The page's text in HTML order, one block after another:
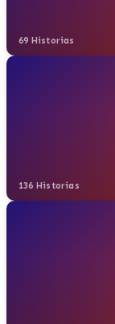
69 Historias
136 Historias